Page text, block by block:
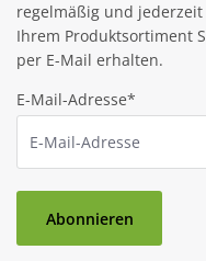
regelmäßig und
Ihrem Produktsortiment
per E-Mail erhalten.
E-Mail-Adresse*
Abonnieren